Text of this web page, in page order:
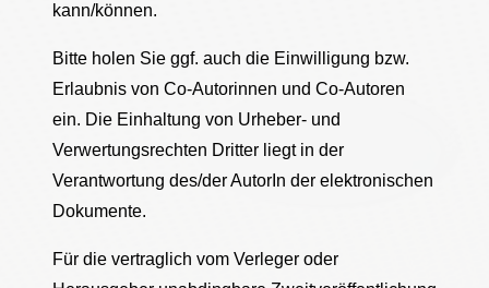
kann/können.
Bitte holen Sie ggf. auch die Einwilligung bzw.
Erlaubnis von Co-Autorinnen und Co-Autoren
ein. Die Einhaltung von Urheber- und
Verwertungsrechten Dritter liegt in der
Verantwortung des/der AutorIn der elektronischen
Dokumente.
Für die vertraglich vom Verleger oder